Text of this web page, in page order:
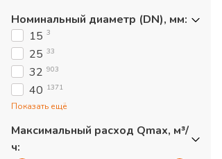
Номинальный диаметр (DN), мм:
15 3
25 33
32 903
40 1371
Показать ещё
Максимальный расход Qmax, м³/
ч: